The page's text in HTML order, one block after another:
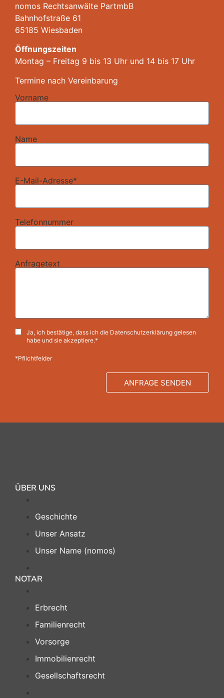
nomos Rechtsanwälte PartmbB
Bahnhofstraße 61
65185 Wiesbaden
Öffnungszeiten
Montag – Freitag 9 bis 13 Uhr und 14 bis 17 Uhr
Termine nach Vereinbarung
Vorname
Name
E-Mail-Adresse*
Telefonnummer
Anfragetext
Ja, ich bestätige, dass ich die Datenschutzerklärung gelesen
habe und sie akzeptiere.*
*Pflichtfelder
ANFRAGE SENDEN
ÜBER UNS
Geschichte
Unser Ansatz
Unser Name (nomos)
NOTAR
Erbrecht
Familienrecht
Vorsorge
Immobilienrecht
Gesellschaftsrecht